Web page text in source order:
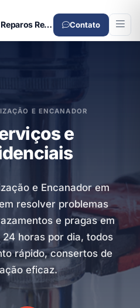
Casa Nova Serviços e Reparos Residenciais Contato
E ENCANADOR
e
e Encanador em
resolver problemas
e pragas em
horas por dia, todos
rápido, consertos de
eficaz.